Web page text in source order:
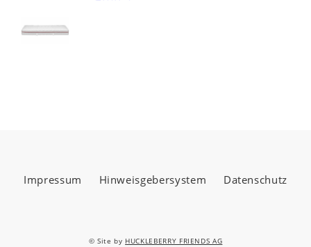
Impressum Hinweisgebersystem Datenschutz
© Site by HUCKLEBERRY FRIENDS AG